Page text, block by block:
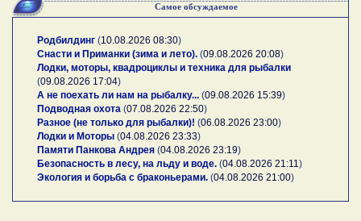
Самое обсуждаемое
Родбилдинг (10.08.2026 08:30)
Снасти и Приманки (зима и лето). (09.08.2026 20:08)
Лодки, моторы, квадроциклы и техника для рыбалки
(09.08.2026 17:04)
А не поехать ли нам на рыбалку... (09.08.2026 15:39)
Подводная охота (07.08.2026 22:50)
Разное (не только для рыбалки)! (06.08.2026 23:00)
Лодки и Моторы (04.08.2026 23:33)
Памяти Панкова Андрея (04.08.2026 23:19)
Безопасность в лесу, на льду и воде. (04.08.2026 21:11 )
Экология и борьба с браконьерами. (04.08.2026 21:00)